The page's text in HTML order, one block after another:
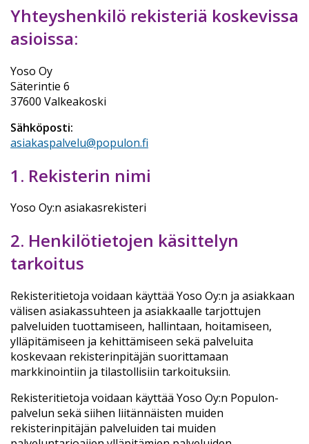
Yhteyshenkilö rekisteriä koskevissa
asioissa:
Yoso Oy
Säterintie 6
37600 Valkeakoski
Sähköposti:
asiakaspalvelu@populon.fi
1. Rekisterin nimi
Yoso Oy:n asiakasrekisteri
2. Henkilötietojen käsittelyn
tarkoitus
Rekisteritietoja voidaan käyttää Yoso Oy:n ja asiakkaan
välisen asiakassuhteen ja asiakkaalle tarjottujen
palveluiden tuottamiseen, hallintaan, hoitamiseen,
ylläpitämiseen ja kehittämiseen sekä palveluita
koskevaan rekisterinpitäjän suorittamaan
markkinointiin ja tilastollisiin tarkoituksiin.
Rekisteritietoja voidaan käyttää Yoso Oy:n Populon-
palvelun sekä siihen liitännäisten muiden
rekisterinpitäjän palveluiden tai muiden